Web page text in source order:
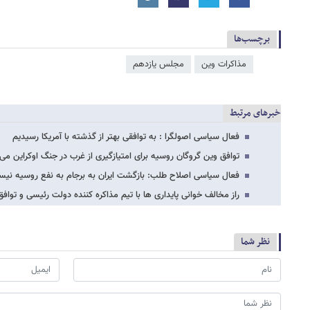
برچسب‌ها
مذاکرات وین مجلس یازدهم
خبرهای مرتبط
فعال سیاسی اصولگرا : به توافقی بهتر از گذشته با آمریکا رسیدیم
توافق وین گروگان روسیه برای امتیازگیری از غرب در جنگ اوکراین
فعال سیاسی اصلاح طلب: بازگشت ایران به برجام به نفع روسیه
راز مخالف خوانی پایداری ها با تیم مذاکره کننده دولت رئیسی و
نظر شما